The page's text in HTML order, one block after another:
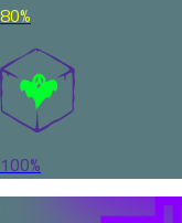
80%
100%